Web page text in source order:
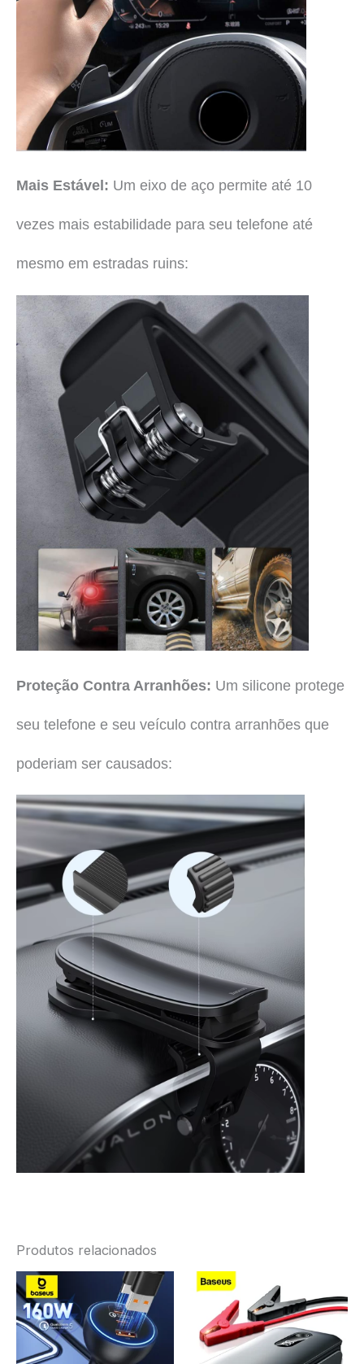
Mais Estável: Um eixo de aço permite até 10
vezes mais estabilidade para seu telefone até
mesmo em estradas ruins:
Proteção Contra Arranhões: Um silicone protege
seu telefone e seu veículo contra arranhões que
poderiam ser causados:
Produtos relacionados